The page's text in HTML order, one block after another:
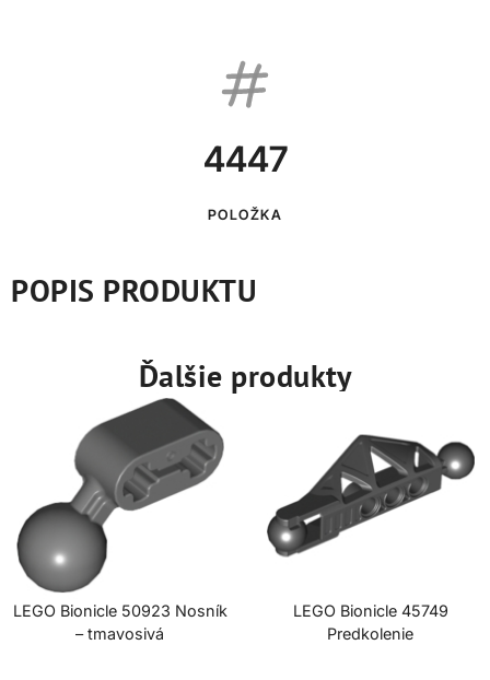
4447
POLOŽKA
POPIS PRODUKTU
Ďalšie produkty
LEGO Bionicle 50923 Nosník
– tmavosivá
LEGO Bionicle 45749
Predkolenie